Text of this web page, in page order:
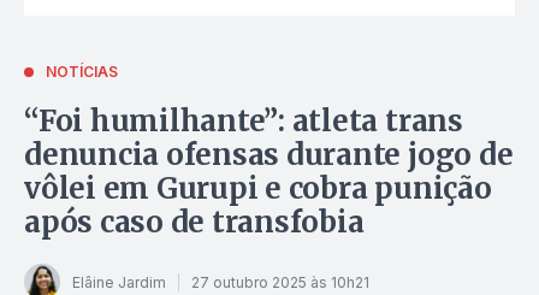
NOTÍCIAS
“Foi humilhante”: atleta trans
denuncia ofensas durante jogo de
vôlei em Gurupi e cobra punição
após caso de transfobia
Elâine Jardim 27 outubro 2025 às 10h21